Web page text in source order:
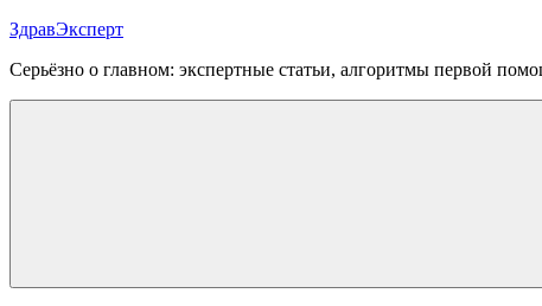
Перейти
содержимому
ЗдравЭксперт
Серьёзно о главном: экспертные статьи, алгоритмы первой
Меню